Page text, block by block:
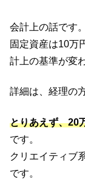
会計上の話です。
固定資産は10万
計上の基準が変
詳細は、経理の
とりあえず、20
です。
クリエイティブ
です。